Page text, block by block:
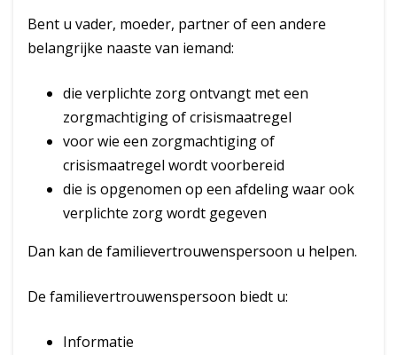
Bent u vader, moeder, partner of een andere
belangrijke naaste van iemand:
die verplichte zorg ontvangt met een
zorgmachtiging of crisismaatregel
voor wie een zorgmachtiging of
crisismaatregel wordt voorbereid
die is opgenomen op een afdeling waar ook
verplichte zorg wordt gegeven
Dan kan de familievertrouwenspersoon u helpen.
De familievertrouwenspersoon biedt u:
Informatie